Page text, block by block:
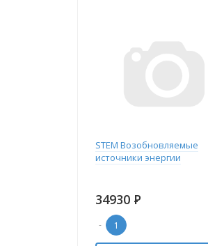
STEM Возобновляемые
источники энергии
34930 Р
-